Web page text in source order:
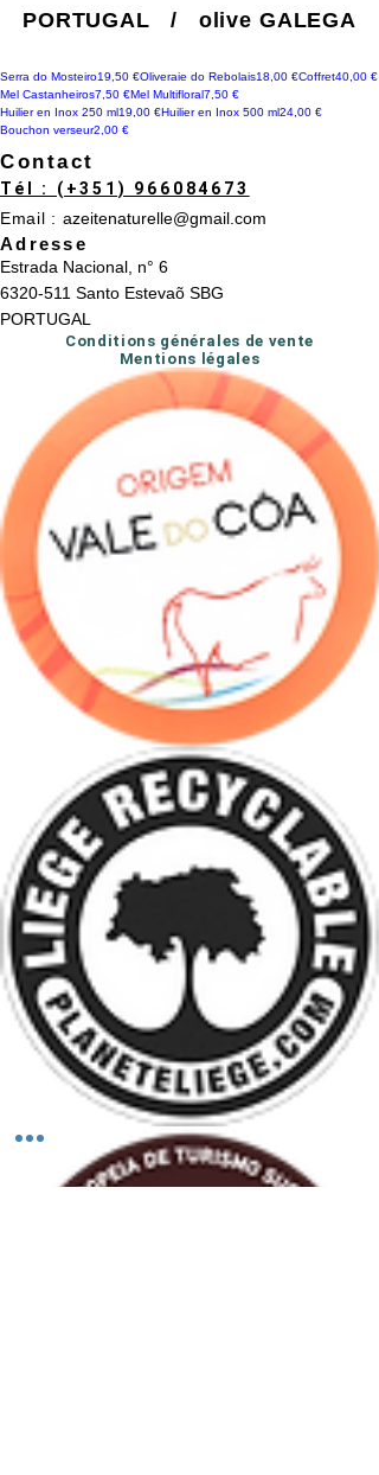
PORTUGAL / olive GALEGA
Serra do MosteiroPrix
19,50 €Oliveraie do RebolaisPrix
18,00 €CoffretPrix
40,00 €
Mel CastanheirosPrix
7,50 €Mel MultifloralPrix
7,50 €
Huilier en Inox 250 mlPrix
19,00 €Huilier en Inox 500 mlPrix
24,00 €
Bouchon verseurPrix
2,00 €
Contact
‭Tél : (+351) 966084673
Email : azeitenaturelle@gmail.com
Adresse
Estrada Nacional, n° 6
6320-511 Santo Estevaõ SBG
PORTUGAL
Conditions générales de vente
Mentions légales